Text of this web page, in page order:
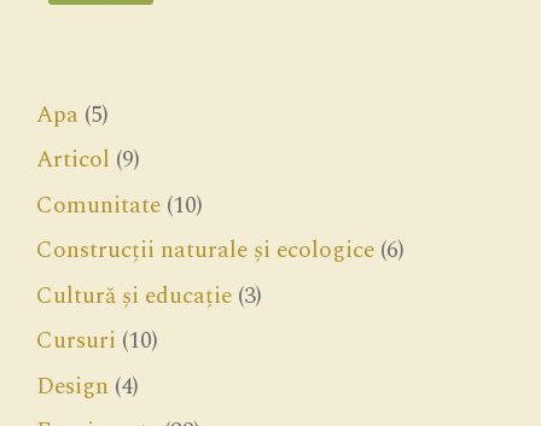
Apa (5)
Articol (9)
Comunitate (10)
Construcții naturale și ecologice (6)
Cultură și educație (3)
Cursuri (10)
Design (4)